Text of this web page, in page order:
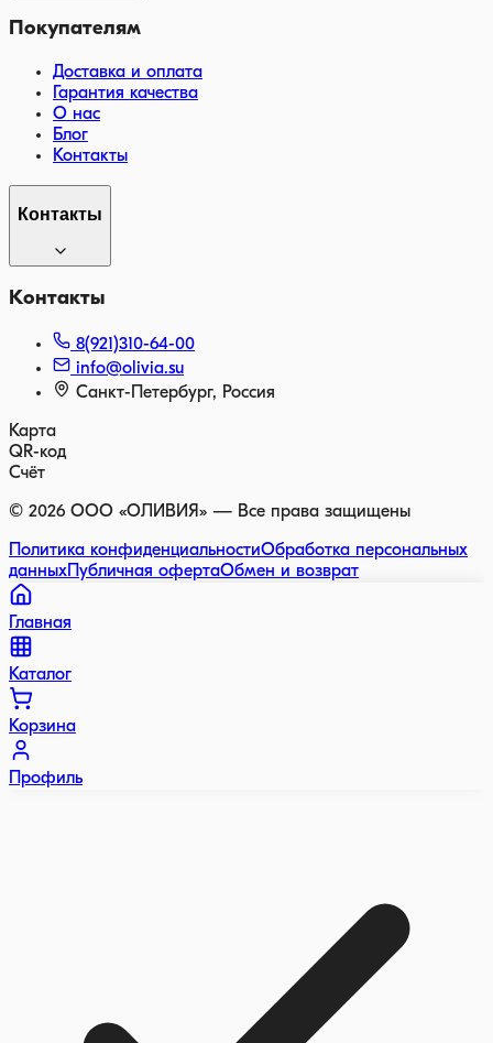
Покупателям
Доставка и оплата
Гарантия качества
О нас
Блог
Контакты
Контакты
Контакты
8(921)310-64-00
info@olivia.su
Санкт-Петербург, Россия
Карта
QR-код
Счёт
© 2026 ООО «ОЛИВИЯ» — Все права защищены
Политика конфиденциальностиОбработка персональных
данныхПубличная офертаОбмен и возврат
Главная
Каталог
Корзина
Профиль